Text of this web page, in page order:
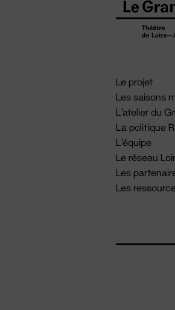
Le projet
Les saisons
L'atelier du
La politique
L'équipe
Le réseau
Les
Les